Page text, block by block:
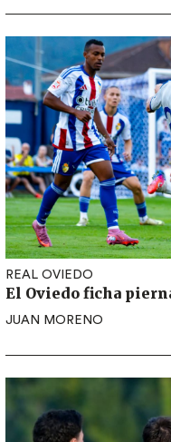
REAL OVIEDO
El Oviedo ficha
JUAN MORENO